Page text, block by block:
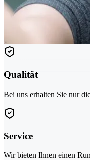
Qualität
Bei uns erhalten Sie nur
Service
Wir bieten Ihnen einen